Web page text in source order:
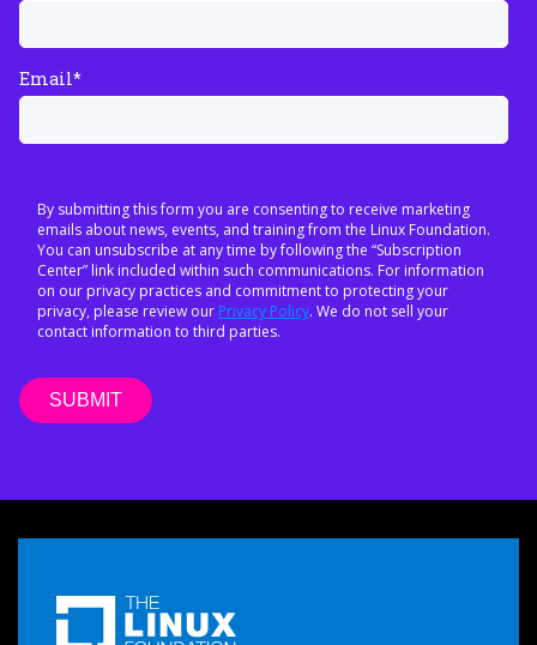
Email*
By submitting this form you are consenting to receive marketing
emails about news, events, and training from the Linux Foundation.
You can unsubscribe at any time by following the “Subscription
Center” link included within such communications. For information
on our privacy practices and commitment to protecting your
privacy, please review our Privacy Policy. We do not sell your
contact information to third parties.